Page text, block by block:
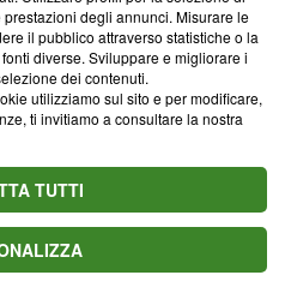
degli annunci. Misurare le
il pubblico attraverso statistiche o la
diverse. Sviluppare e migliorare i
dei contenuti.
utilizziamo sul sito e per modificare,
ti invitiamo a consultare la nostra
TUTTI